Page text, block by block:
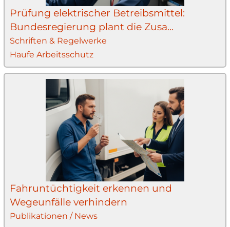
Prüfung elektrischer Betreibsmittel:
Bundesregierung plant die Zusa...
Schriften & Regelwerke
Haufe Arbeitsschutz
Fahruntüchtigkeit erkennen und
Wegeunfälle verhindern
Publikationen / News